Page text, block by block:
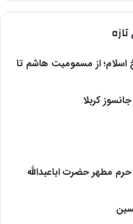
اسلام؛ از مسمومیت هاشم تا
کربلا
مطهر حضرت اباعبدالله